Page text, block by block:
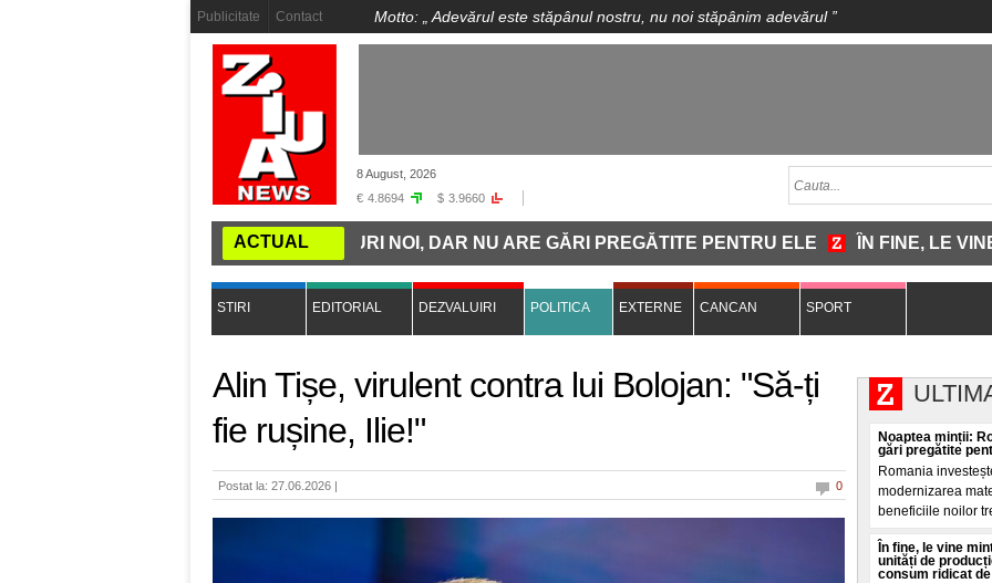
Publicitate Contact Motto: „ Adevărul este stăpânul nostru, nu noi stăpânim adevărul”
8 August, 2026
€ 4.8694 $ 3.9660
ACTUAL
ROMÂNIA CUMPĂRĂ TRENURI NOI, DAR NU ARE GĂRI PREGĂTITE PENTRU ELE ÎN FINE, LE VINE
STIRI EDITORIAL DEZVALUIRI POLITICA EXTERNE CANCAN SPORT
Alin Tișe, virulent contra lui Bolojan: "Să-ți
fie rușine, Ilie!"
Postat la: 27.06.2026 | 0
Noaptea minții:
gări pregătite
Romania
modernizarea
beneficiile noilor
În fine, le vine
unități de
consum ridicat